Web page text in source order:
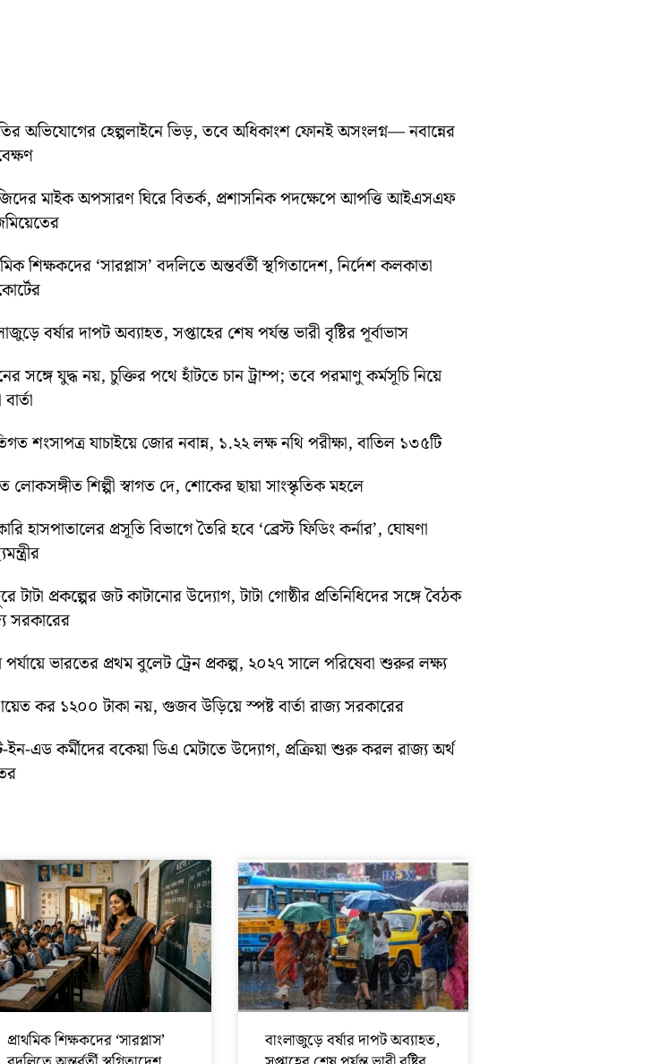
অভিযোগের হেল্পলাইনে ভিড়, তবে অধিকাংশ ফোনই অসংলগ্ন— নবান্নের
মাইক অপসারণ ঘিরে বিতর্ক, প্রশাসনিক পদক্ষেপে আপত্তি আইএসএফ
শিক্ষকদের ‘সারপ্লাস’ বদলিতে অন্তর্বর্তী স্থগিতাদেশ, নির্দেশ কলকাতা
বর্ষার দাপট অব্যাহত, সপ্তাহের শেষ পর্যন্ত ভারী বৃষ্টির পূর্বাভাস
সঙ্গে যুদ্ধ নয়, চুক্তির পথে হাঁটতে চান ট্রাম্প; তবে পরমাণু কর্মসূচি নিয়ে
শংসাপত্র যাচাইয়ে জোর নবান্ন, ১.২২ লক্ষ নথি পরীক্ষা, বাতিল ১৩৫টি
লোকসঙ্গীত শিল্পী স্বাগত দে, শোকের ছায়া সাংস্কৃতিক মহলে
হাসপাতালের প্রসূতি বিভাগে তৈরি হবে ‘ব্রেস্ট ফিডিং কর্নার’, ঘোষণা
টাটা প্রকল্পের জট কাটানোর উদ্যোগ, টাটা গোষ্ঠীর প্রতিনিধিদের সঙ্গে বৈঠক
সরকারের
ভারতের প্রথম বুলেট ট্রেন প্রকল্প, ২০২৭ সালে পরিষেবা শুরুর লক্ষ্য
কর ১২০০ টাকা নয়, গুজব উড়িয়ে স্পষ্ট বার্তা রাজ্য সরকারের
ইন-এড কর্মীদের বকেয়া ডিএ মেটাতে উদ্যোগ, প্রক্রিয়া শুরু করল রাজ্য অর্থ
প্রাথমিক শিক্ষকদের ‘সারপ্লাস’
বাংলাজুড়ে বর্ষার দাপট অব্যাহত,